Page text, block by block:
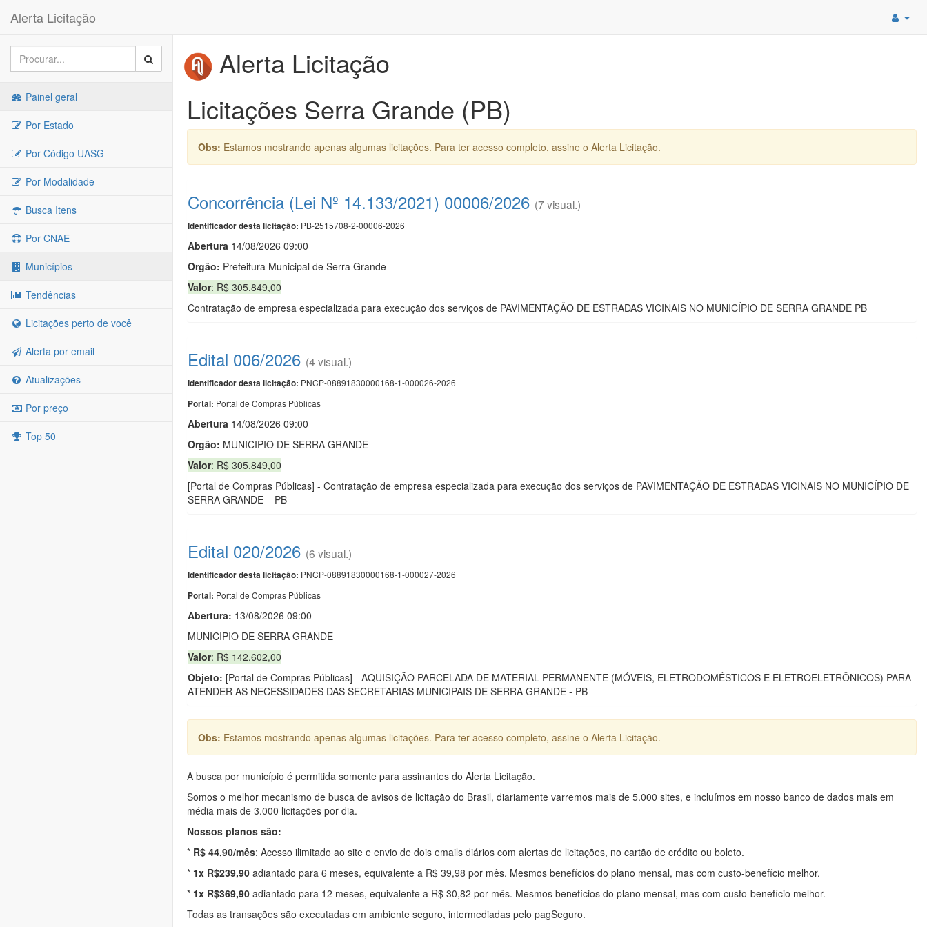
Alerta Licitação
Painel geral
Por Estado
Por Código UASG
Por Modalidade
Busca Itens
Por CNAE
Municípios
Tendências
Licitações perto de você
Alerta por email
Atualizações
Por preço
Top 50
Alerta Licitação
Licitações Serra Grande (PB)
Obs: Estamos mostrando apenas algumas licitações. Para ter acesso completo, assine o Alerta Licitação.
Concorrência (Lei Nº 14.133/2021) 00006/2026 (7 visual.)
Identificador desta licitação: PB-2515708-2-00006-2026
Abertura 14/08/2026 09:00
Orgão: Prefeitura Municipal de Serra Grande
Valor: R$ 305.849,00
Contratação de empresa especializada para execução dos serviços de PAVIMENTAÇÃO DE ESTRADAS VICINAIS NO MUNICÍPIO DE SERRA GRANDE PB
Edital 006/2026 (4 visual.)
Identificador desta licitação: PNCP-08891830000168-1-000026-2026
Portal: Portal de Compras Públicas
Abertura 14/08/2026 09:00
Orgão: MUNICIPIO DE SERRA GRANDE
Valor: R$ 305.849,00
[Portal de Compras Públicas] - Contratação de empresa especializada para execução dos serviços de PAVIMENTAÇÃO DE ESTRADAS VICINAIS NO MUNICÍPIO DE
SERRA GRANDE – PB
Edital 020/2026 (6 visual.)
Identificador desta licitação: PNCP-08891830000168-1-000027-2026
Portal: Portal de Compras Públicas
Abertura: 13/08/2026 09:00
MUNICIPIO DE SERRA GRANDE
Valor: R$ 142.602,00
Objeto: [Portal de Compras Públicas] - AQUISIÇÃO PARCELADA DE MATERIAL PERMANENTE (MÓVEIS, ELETRODOMÉSTICOS E ELETROELETRÔNICOS) PARA
ATENDER AS NECESSIDADES DAS SECRETARIAS MUNICIPAIS DE SERRA GRANDE - PB
Obs: Estamos mostrando apenas algumas licitações. Para ter acesso completo, assine o Alerta Licitação.
A busca por município é permitida somente para assinantes do Alerta Licitação.
Somos o melhor mecanismo de busca de avisos de licitação do Brasil, diariamente varremos mais de 5.000 sites, e incluímos em nosso banco de dados mais em
média mais de 3.000 licitações por dia.
Nossos planos são:
* R$ 44,90/mês: Acesso ilimitado ao site e envio de dois emails diários com alertas de licitações, no cartão de crédito ou boleto.
* 1x R$239,90 adiantado para 6 meses, equivalente a R$ 39,98 por mês. Mesmos benefícios do plano mensal, mas com custo-benefício melhor.
* 1x R$369,90 adiantado para 12 meses, equivalente a R$ 30,82 por mês. Mesmos benefícios do plano mensal, mas com custo-benefício melhor.
Todas as transações são executadas em ambiente seguro, intermediadas pelo pagSeguro.